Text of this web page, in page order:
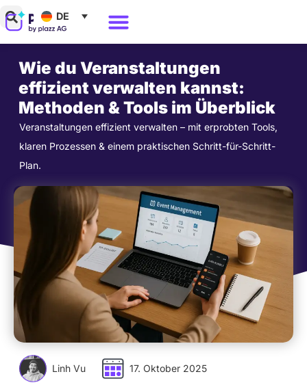
Zum
Inhalt
DE
Wie du Veranstaltungen
effizient verwalten kannst:
Methoden & Tools im Überblick
Veranstaltungen effizient verwalten – mit erprobten Tools,
klaren Prozessen & einem praktischen Schritt-für-Schritt-
Plan.
Linh Vu 17. Oktober 2025